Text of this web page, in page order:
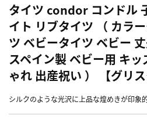
タイツ condor コンドル
イト リブタイツ （ カラ
ツ ベビータイツ ベビー
スペイン製 ベビー用 キ
ゃれ 出産祝い ） 【グリス
シルクのような光沢に上品な煌めきが印象